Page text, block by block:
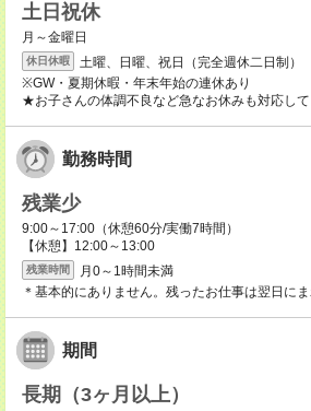
土日祝休
月～金曜日
休日休暇
土曜、日曜、祝日（完全週休二日制）
※GW・夏期休暇・年末年始の連休あり
★お子さんの体調不良など急なお休みも対応し
勤務時間
残業少
9:00～17:00（休憩60分/実働7時間）
【休憩】12:00～13:00
残業時間
月0～1時間未満
＊基本的にありません。残ったお仕事は翌日にま
期間
長期（3ヶ月以上）